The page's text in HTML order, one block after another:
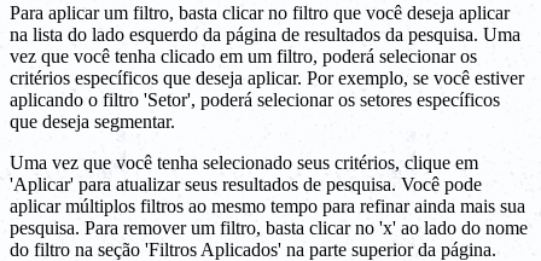
Para aplicar um filtro, basta clicar no filtro que você deseja aplicar
na lista do lado esquerdo da página de resultados da pesquisa. Uma
vez que você tenha clicado em um filtro, poderá selecionar os
critérios específicos que deseja aplicar. Por exemplo, se você estiver
aplicando o filtro 'Setor', poderá selecionar os setores específicos
que deseja segmentar.
Uma vez que você tenha selecionado seus critérios, clique em
'Aplicar' para atualizar seus resultados de pesquisa. Você pode
aplicar múltiplos filtros ao mesmo tempo para refinar ainda mais sua
pesquisa. Para remover um filtro, basta clicar no 'x' ao lado do nome
do filtro na seção 'Filtros Aplicados' na parte superior da página.